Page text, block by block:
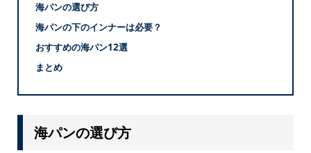
海パンの選び方
海パンの下のインナーは必要？
おすすめの海パン12選
まとめ
海パンの選び方